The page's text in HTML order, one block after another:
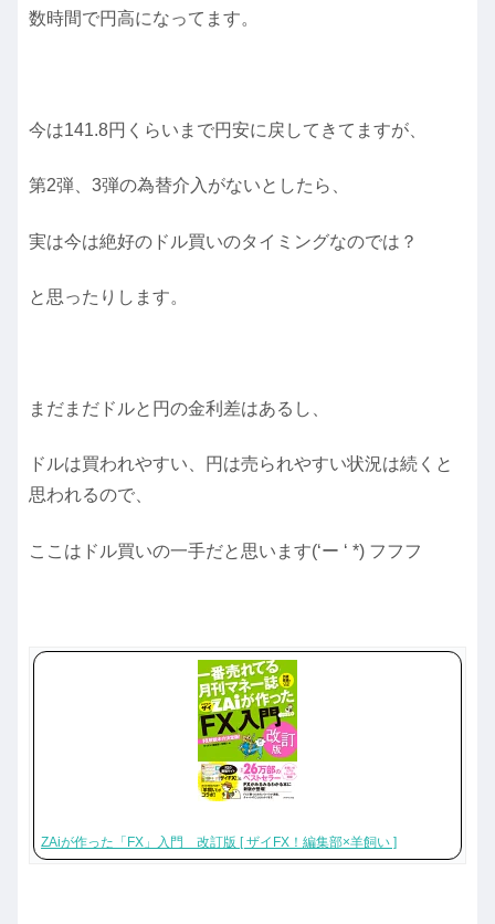
数時間で円高になってます。
今は141.8円くらいまで円安に戻してきてますが、
第2弾、3弾の為替介入がないとしたら、
実は今は絶好のドル買いのタイミングなのでは？
と思ったりします。
まだまだドルと円の金利差はあるし、
ドルは買われやすい、円は売られやすい状況は続くと
思われるので、
ここはドル買いの一手だと思います(‘ー ‘ *) フフフ
ZAiが作った「FX」入門 改訂版 [ ザイFX！編集部×羊飼い ]